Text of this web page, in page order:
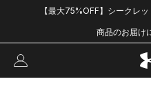
【最大75%OFF】シークレ
商品のお届け